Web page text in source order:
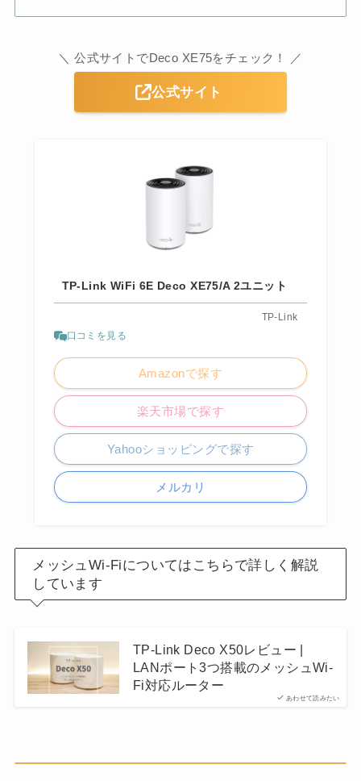
＼ 公式サイトでDeco XE75をチェック！ ／
公式サイト
TP-Link WiFi 6E Deco XE75/A 2ユニット
TP-Link
口コミを見る
Amazonで探す
楽天市場で探す
Yahooショッピングで探す
メルカリ
メッシュWi-Fiについてはこちらで詳しく解説
しています
あわせて読みたい
TP-Link Deco X50レビュー |
LANポート3つ搭載のメッシュWi-
Fi対応ルーター